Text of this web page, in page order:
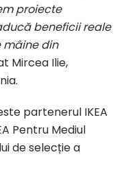
proiecte
beneficii reale
mâine din
Mircea Ilie,
partenerul IKEA
Pentru Mediul
de selecție a